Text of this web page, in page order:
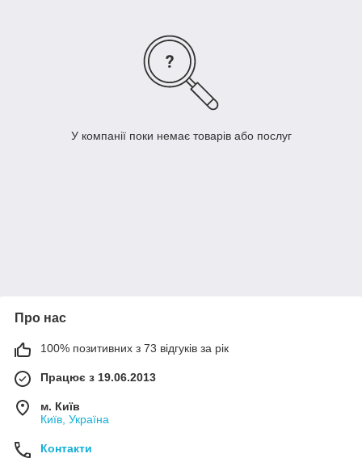
У компанії поки немає товарів або послуг
Про нас
100% позитивних з 73 відгуків за рік
Працює з 19.06.2013
м. Київ
Київ, Україна
Контакти